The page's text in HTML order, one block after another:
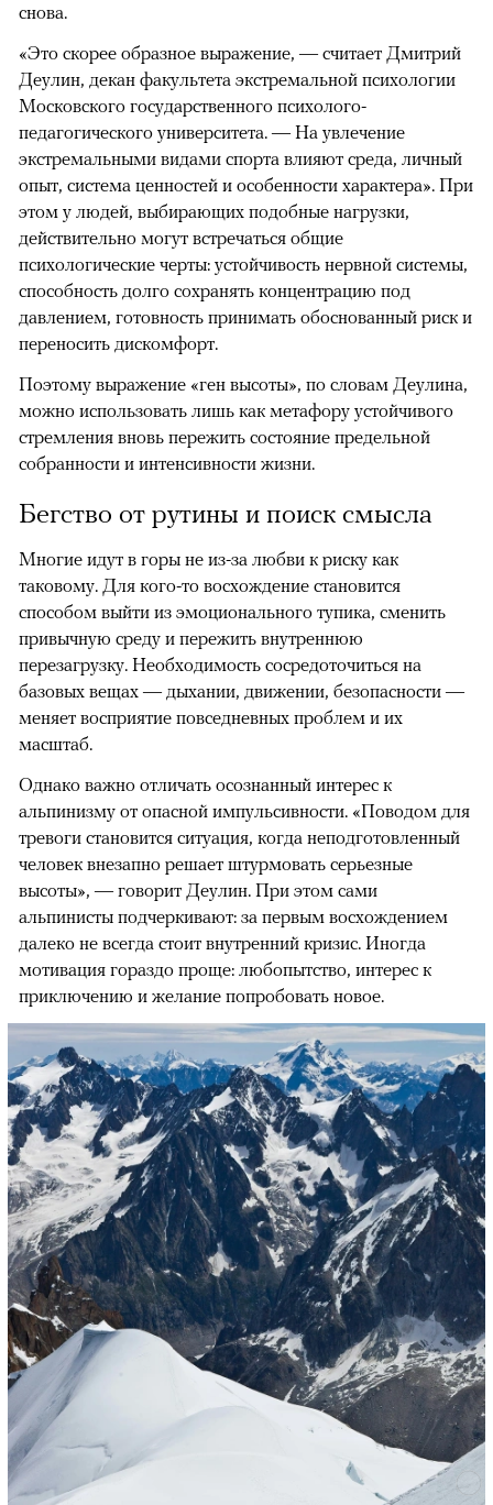
снова.
«Это скорее образное выражение, — считает Дмитрий
Деулин, декан факультета экстремальной психологии
Московского государственного психолого-
педагогического университета. — На увлечение
экстремальными видами спорта влияют среда, личный
опыт, система ценностей и особенности характера». При
этом у людей, выбирающих подобные нагрузки,
действительно могут встречаться общие
психологические черты: устойчивость нервной системы,
способность долго сохранять концентрацию под
давлением, готовность принимать обоснованный риск и
переносить дискомфорт.
Поэтому выражение «ген высоты», по словам Деулина,
можно использовать лишь как метафору устойчивого
стремления вновь пережить состояние предельной
собранности и интенсивности жизни.
Бегство от рутины и поиск смысла
Многие идут в горы не из-за любви к риску как
таковому. Для кого-то восхождение становится
способом выйти из эмоционального тупика, сменить
привычную среду и пережить внутреннюю
перезагрузку. Необходимость сосредоточиться на
базовых вещах — дыхании, движении, безопасности —
меняет восприятие повседневных проблем и их
масштаб.
Однако важно отличать осознанный интерес к
альпинизму от опасной импульсивности. «Поводом для
тревоги становится ситуация, когда неподготовленный
человек внезапно решает штурмовать серьезные
высоты», — говорит Деулин. При этом сами
альпинисты подчеркивают: за первым восхождением
далеко не всегда стоит внутренний кризис. Иногда
мотивация гораздо проще: любопытство, интерес к
приключению и желание попробовать новое.